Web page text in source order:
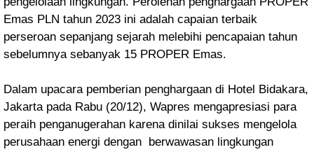
Emas PLN tahun 2023 ini adalah capaian terbaik
perseroan sepanjang sejarah melebihi pencapaian tahun
sebelumnya sebanyak 15 PROPER Emas.
Dalam upacara pemberian penghargaan di Hotel Bidakara,
Jakarta pada Rabu (20/12), Wapres mengapresiasi para
peraih penganugerahan karena dinilai sukses mengelola
perusahaan energi dengan berwawasan lingkungan